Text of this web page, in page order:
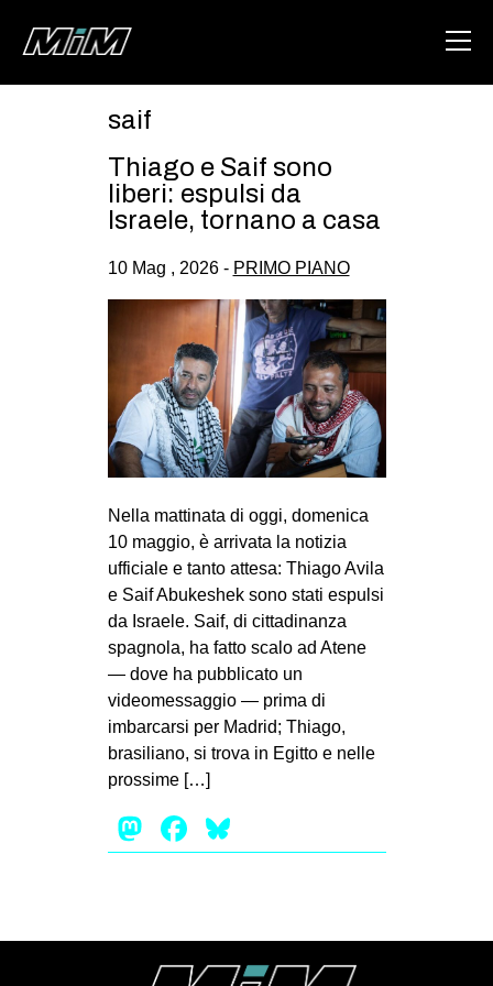
ABOUT
DEGENERAZIONE
GAZA FREESTYLE
CSOA LAMBRETTA
MSM
STUDENTI TSUNAMI
ZAM
MILANO
MOBILITAZIONI
SPORT POPOLARE
MOVIMENTI
AMBIENTE
ANTIFASCISMO
DIRITTO ALL’ABITARE
MIGRAZIONI
STUDENTI
saif
Thiago e Saif sono
liberi: espulsi da
Israele, tornano a casa
10 Mag , 2026 - PRIMO PIANO
Nella mattinata di oggi, domenica
10 maggio, è arrivata la notizia
ufficiale e tanto attesa: Thiago Avila
e Saif Abukeshek sono stati espulsi
da Israele. Saif, di cittadinanza
spagnola, ha fatto scalo ad Atene
— dove ha pubblicato un
videomessaggio — prima di
imbarcarsi per Madrid; Thiago,
brasiliano, si trova in Egitto e nelle
prossime […]
Mastodon
Facebook